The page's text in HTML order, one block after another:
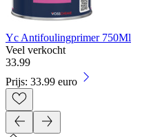
Yc Antifoulingprimer 750Ml
Veel verkocht
33.99
Prijs: 33.99 euro